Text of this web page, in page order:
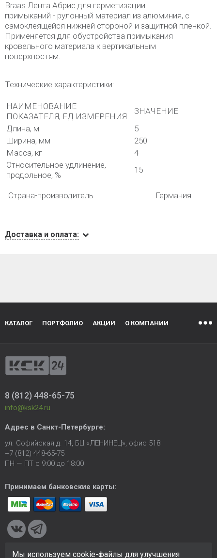
Braas Лента Абрис для герметизации
примыканий - рулонный материал из алюминия, с
самоклеящейся нижней стороной и защитной пленкой.
Применяется для обустройства примыкания
кровельного материала к вертикальным
поверхностям.
Технические характеристики:
НАИМЕНОВАНИЕ
ПОКАЗАТЕЛЯ, ЕД.ИЗМЕРЕНИЯ
ЗНАЧЕНИЕ
Длина, м
5
Ширина, мм
250
Масса, кг
4
Относительное удлинение,
продольное, %
15
Страна-производитель Германия
Доставка и оплата:
КАТАЛОГ ПОРТФОЛИО АКЦИИ О КОМПАНИИ
8 (812) 448-65-75
info@ksk24.ru
Адрес в Санкт-Петербурге:
ул. Софийская д. 14, БЦ «ЛЕНИНЕЦ», офис 518
+7 (812) 448-65-75
ПН — ПТ с 9:00 до 18:00
Принимаем банковские карты:
Мы используем cookie-файлы для улучшения